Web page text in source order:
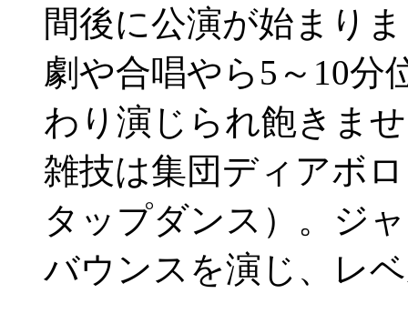
間後に公演が始まり
劇や合唱やら5～10分
わり演じられ飽きま
雑技は集団ディアボ
タップダンス）。ジ
バウンスを演じ、レ